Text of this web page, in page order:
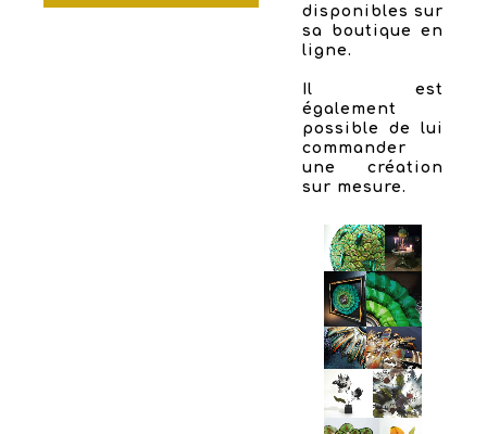
disponibles sur
sa boutique en
ligne.
Il est
également
possible de lui
commander
une création
sur mesure.